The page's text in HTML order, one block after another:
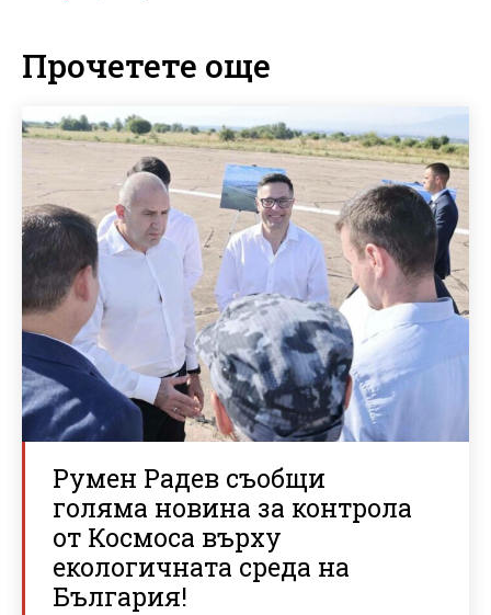
Прочетете още
Румен Радев съобщи
голяма новина за контрола
от Космоса върху
екологичната среда на
България!